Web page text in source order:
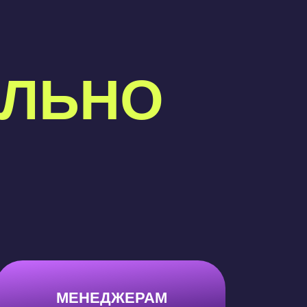
МАРКЕТОЛОГАМ
МЕНЕДЖЕРАМ